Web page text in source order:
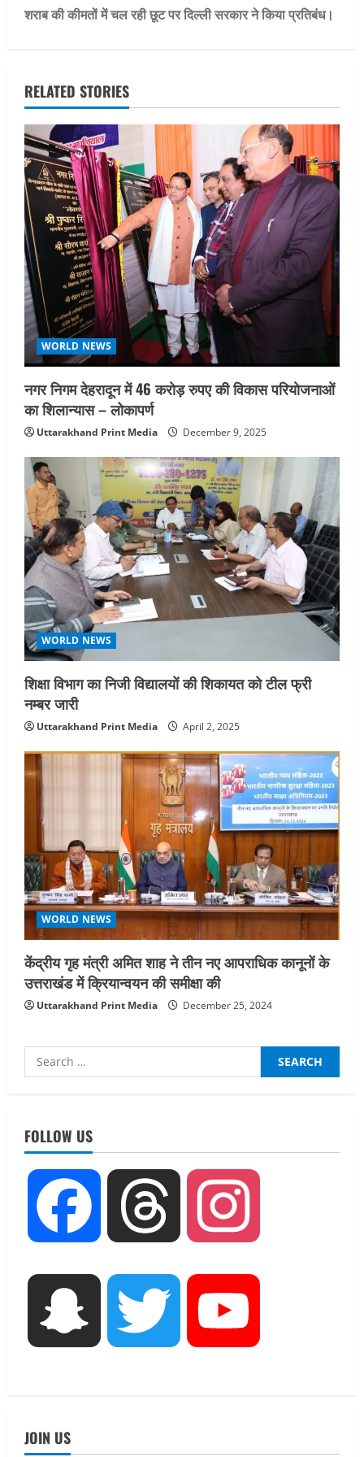
a
v
i
g
a
t
i
o
n
शराब की कीमतों में चल रही छूट पर दिल्ली सरकार ने किया प्रतिबंध।
RELATED STORIES
WORLD NEWS
नगर निगम देहरादून में 46 करोड़ रुपए की विकास परियोजनाओं
का शिलान्यास – लोकापर्ण
Uttarakhand Print Media December 9, 2025
WORLD NEWS
शिक्षा विभाग का निजी विद्यालयों की शिकायत को टील फ्री
नम्बर जारी
Uttarakhand Print Media April 2, 2025
WORLD NEWS
केंद्रीय गृह मंत्री अमित शाह ने तीन नए आपराधिक कानूनों के
उत्तराखंड में क्रियान्वयन की समीक्षा की
Uttarakhand Print Media December 25, 2024
Search
for:
FOLLOW US
Facebook Threads
Snapchat Twitter
JOIN US
UTTARAKHAND NEWS
एमआईटी वर्ल्ड पीस यूनिवर्सिटी और जर्मनी के
बीएसबीआई के बीच समझौता; भारतीय छात्रों
August 5, 2026
STATES NEWS
महाराज की राजस्थान के मुख्यमंत्री से
शिष्टाचार भेंट पर्यटन और सांस्कृतिक